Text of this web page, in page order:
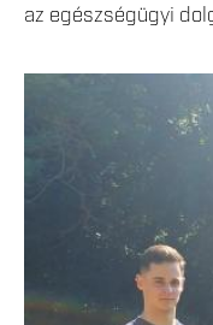
az egészségügyi